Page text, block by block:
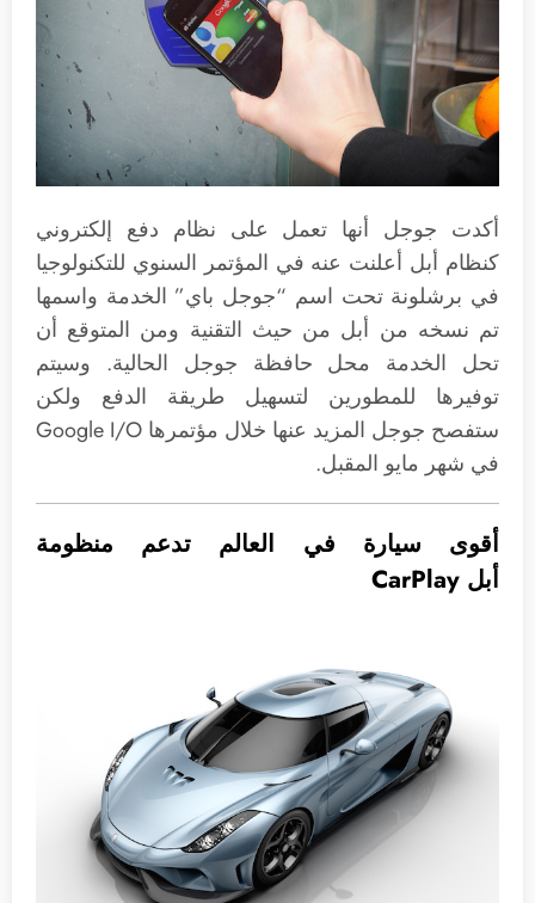
أكدت جوجل أنها تعمل على نظام دفع إلكتروني
كنظام أبل أعلنت عنه في المؤتمر السنوي للتكنولوجيا
في برشلونة تحت اسم “جوجل باي” الخدمة واسمها
تم نسخه من أبل من حيث التقنية ومن المتوقع أن
تحل الخدمة محل حافظة جوجل الحالية. وسيتم
توفيرها للمطورين لتسهيل طريقة الدفع ولكن
ستفصح جوجل المزيد عنها خلال مؤتمرها Google I/O
في شهر مايو المقبل.
أقوى سيارة في العالم تدعم منظومة
أبل CarPlay